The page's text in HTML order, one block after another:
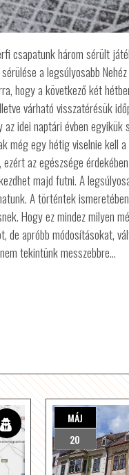
csapatunk három sérült
a legsúlyosabb
hogy a következő két
várható visszatérésük
idei naptári évben
még egy hétig viselnie kell
az egészsége
majd futni. A
A történtek
Hogy ez mindez milyen
apróbb módosításokat,
tekintünk messzebbre…
MÁJ
20